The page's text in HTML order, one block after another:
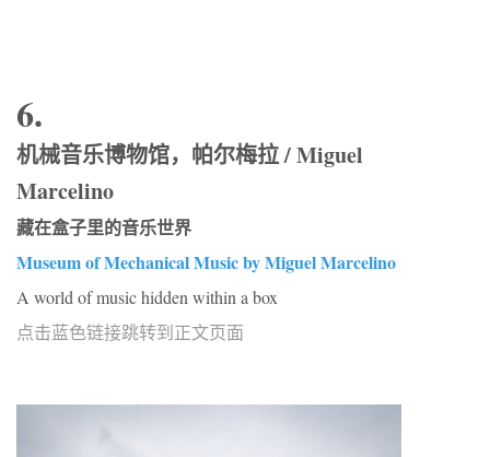
6.
机械音乐博物馆，帕尔梅拉 / Miguel
Marcelino
藏在盒子里的音乐世界
Museum of Mechanical Music by Miguel Marcelino
A world of music hidden within a box
点击蓝色链接跳转到正文页面